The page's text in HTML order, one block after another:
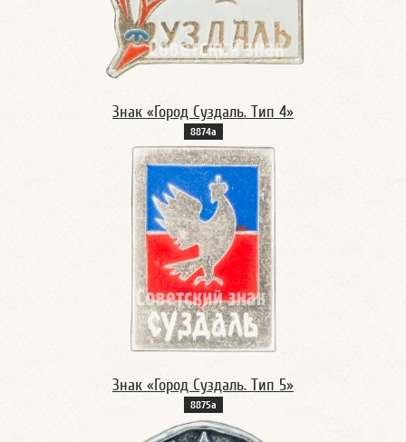
Знак «Город Суздаль. Тип 4»
8874а
Знак «Город Суздаль. Тип 5»
8875а